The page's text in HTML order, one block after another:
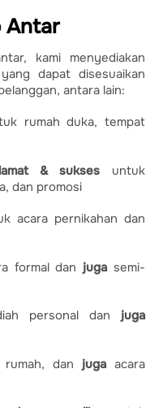
Antar
kami menyediakan
dapat disesuaikan
antara lain:
rumah duka, tempat
& sukses untuk
dan promosi
acara pernikahan dan
formal dan juga semi-
personal dan juga
dan juga acara